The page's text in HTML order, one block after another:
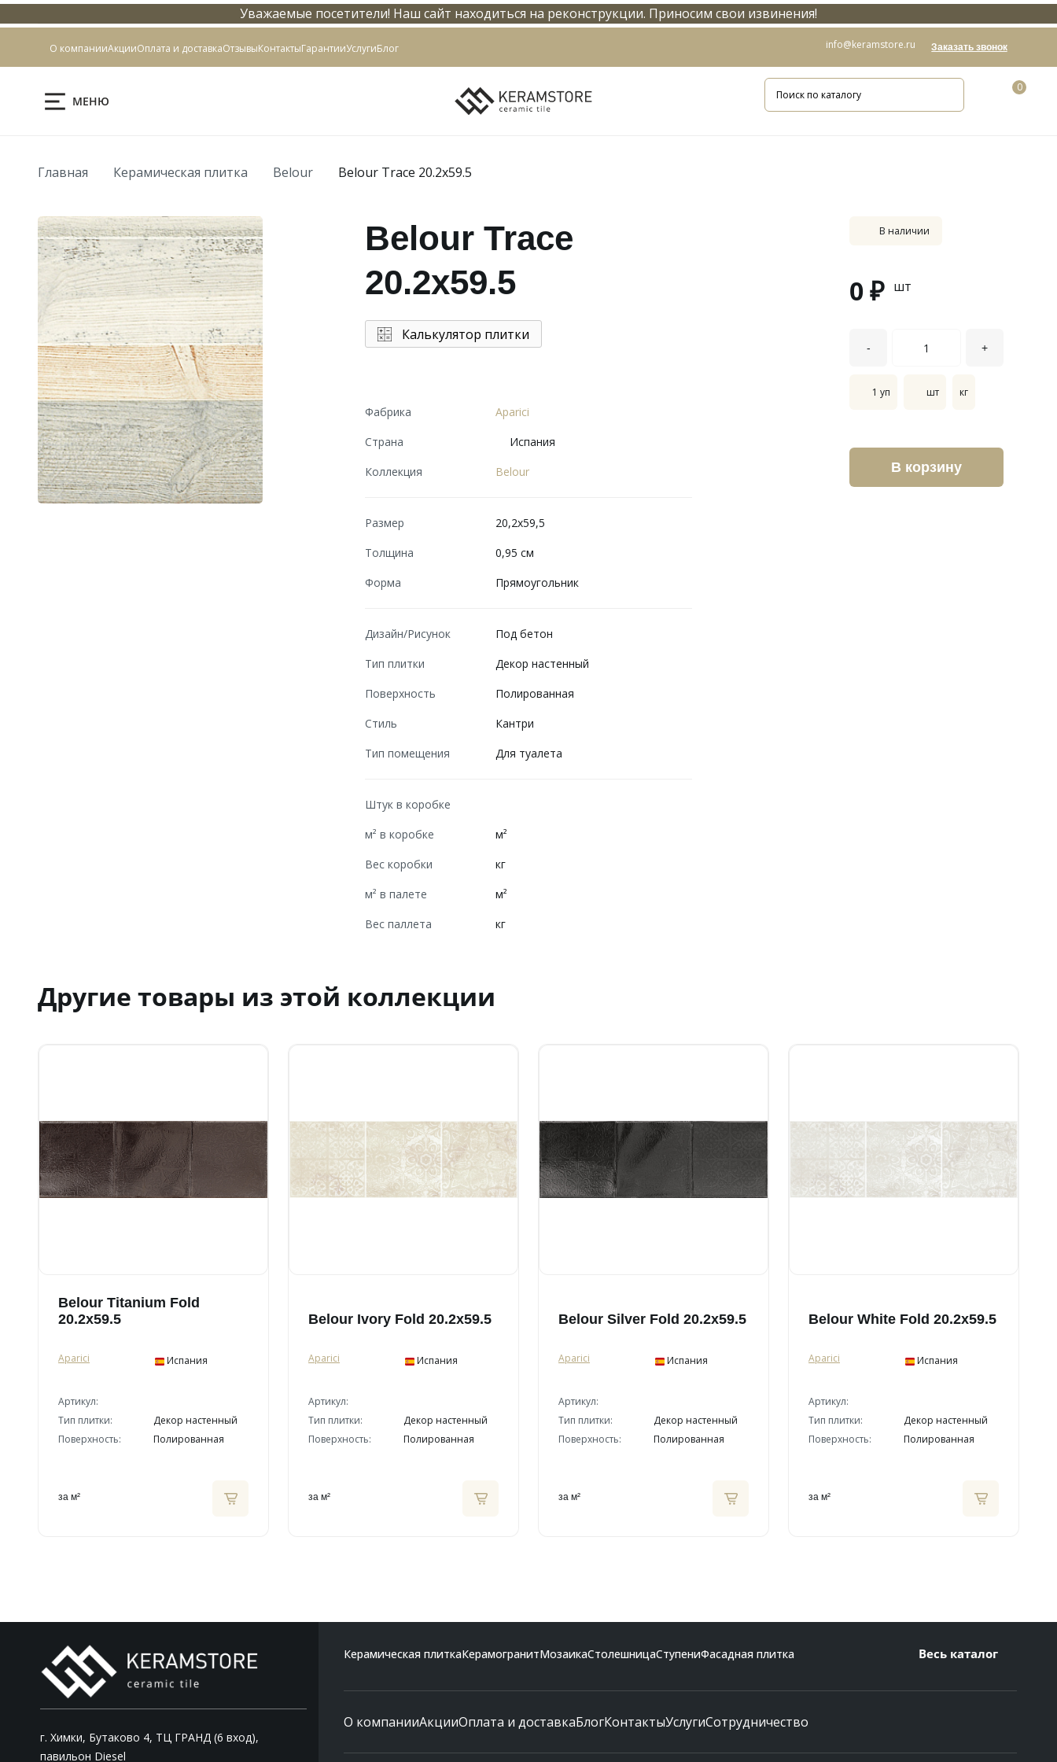
Контакты info@keramstore.ru
Уважаемые посетители! Наш сайт находиться на реконструкции. Приносим свои извинения!
О компанииАкцииОплата и доставкаОтзывыКонтактыГарантииУслугиБлог info@keramstore.ru Заказать звонок
МЕНЮ
0
Главная Керамическая плитка Belour Belour Trace 20.2x59.5
Belour Trace
20.2x59.5
Калькулятор плитки
Фабрика
Aparici
Страна
Испания
Коллекция
Belour
Размер
20,2x59,5
Толщина
0,95 см
Форма
Прямоугольник
Дизайн/Рисунок
Под бетон
Тип плитки
Декор настенный
Поверхность
Полированная
Стиль
Кантри
Тип помещения
Для туалета
Штук в коробке
м² в коробке
м²
Вес коробки
кг
м² в палете
м²
Вес паллета
кг
В наличии
0 ₽ шт
- +
1 уп шт кг
В корзину
Другие товары из этой коллекции
Belour Titanium Fold
20.2x59.5
Aparici Испания
Артикул:
Тип плитки:
Декор настенный
Поверхность:
Полированная
за м²
Belour Ivory Fold 20.2x59.5
Aparici Испания
Артикул:
Тип плитки:
Декор настенный
Поверхность:
Полированная
за м²
Belour Silver Fold 20.2x59.5
Aparici Испания
Артикул:
Тип плитки:
Декор настенный
Поверхность:
Полированная
за м²
Belour White Fold 20.2x59.5
Aparici Испания
Артикул:
Тип плитки:
Декор настенный
Поверхность:
Полированная
за м²
г. Химки, Бутаково 4, ТЦ ГРАНД (6 вход),
павильон Diesel
Керамическая плиткаКерамогранитМозаикаСтолешницаСтупениФасадная плитка Весь каталог
О компанииАкцииОплата и доставкаБлогКонтактыУслугиСотрудничество